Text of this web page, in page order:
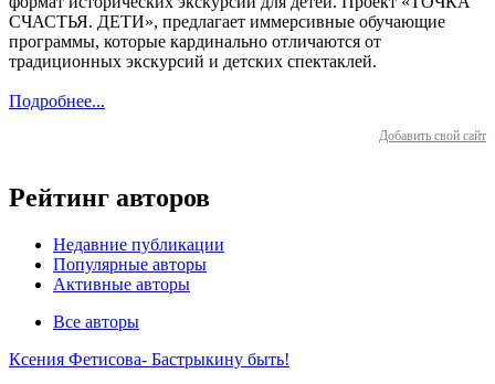
СЧАСТЬЯ. ДЕТИ», предлагает иммерсивные обучающие
программы, которые кардинально отличаются от
традиционных экскурсий и детских спектаклей.
Подробнее...
Добавить свой сайт
Рейтинг авторов
Недавние публикации
Популярные авторы
Активные авторы
Все авторы
Ксения Фетисова- Бастрыкину быть!